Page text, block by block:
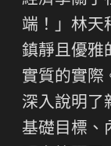
端！」林天
鎮靜且優雅
實質的實際
深入說明了
基礎目標、